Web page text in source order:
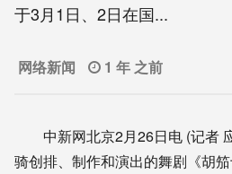
于3月1日、2日在国...
网络新闻 1 年 之前
中新网北京2月26日电 (记者
骑创排、制作和演出的舞剧《胡